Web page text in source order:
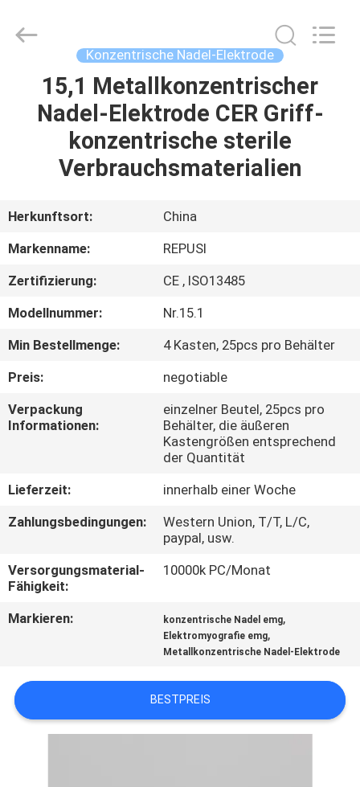
HAUS
PRODUKTE
UNS
AUSFLUG
QUALITÄTSKONTROLLE
TRETEN
SIE
UNS
VERBINDUNG
NACHRICHTEN
ZITAT
SITEMAP
Electronics
Co.,Ltd..
Konzentrische Nadel-Elektrode
15,1 Metallkonzentrischer
Nadel-Elektrode CER Griff-
konzentrische sterile
Verbrauchsmaterialien
Herkunftsort:
China
Markenname:
REPUSI
Zertifizierung:
CE , ISO13485
Modellnummer:
Nr.15.1
Min Bestellmenge:
4 Kasten, 25pcs pro Behälter
Preis:
negotiable
Verpackung
Informationen:
einzelner Beutel, 25pcs pro
Behälter, die äußeren
Kastengrößen entsprechend
der Quantität
Lieferzeit:
innerhalb einer Woche
Zahlungsbedingungen:
Western Union, T/T, L/C,
paypal, usw.
Versorgungsmaterial-
Fähigkeit:
10000k PC/Monat
Markieren: konzentrische Nadel emg,
Elektromyografie emg,
Metallkonzentrische Nadel-Elektrode
BESTPREIS